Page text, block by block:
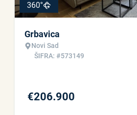
360°
Grbavica
Novi Sad
ŠIFRA: #573149
€206.900